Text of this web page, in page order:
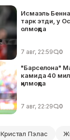
Исмаэль
тарк этди, у
олмоқда
7 авг, 22:59 0
"Барселона"
камида 40
қилмоқда
7 авг, 22:29 0
Кристал Пэлас